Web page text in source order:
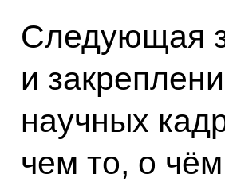
Следующая
и
научных
чем то, о